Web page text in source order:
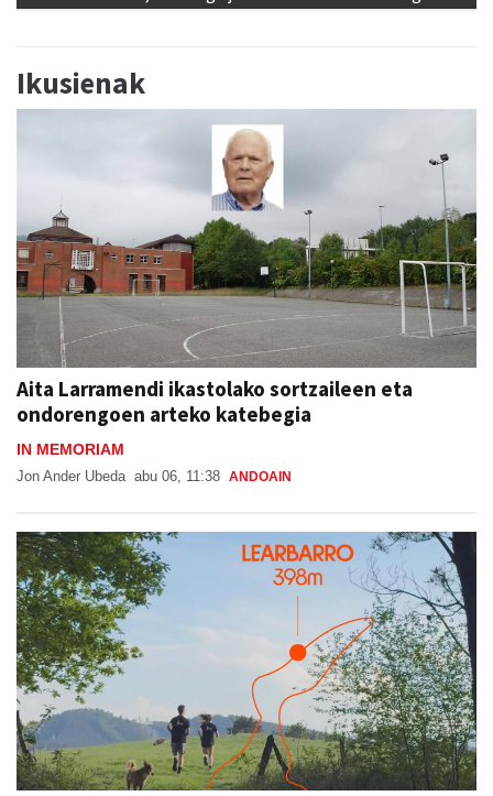
Ikusienak
Aita Larramendi ikastolako sortzaileen eta
ondorengoen arteko katebegia
IN MEMORIAM
Jon Ander Ubeda abu 06, 11:38 ANDOAIN